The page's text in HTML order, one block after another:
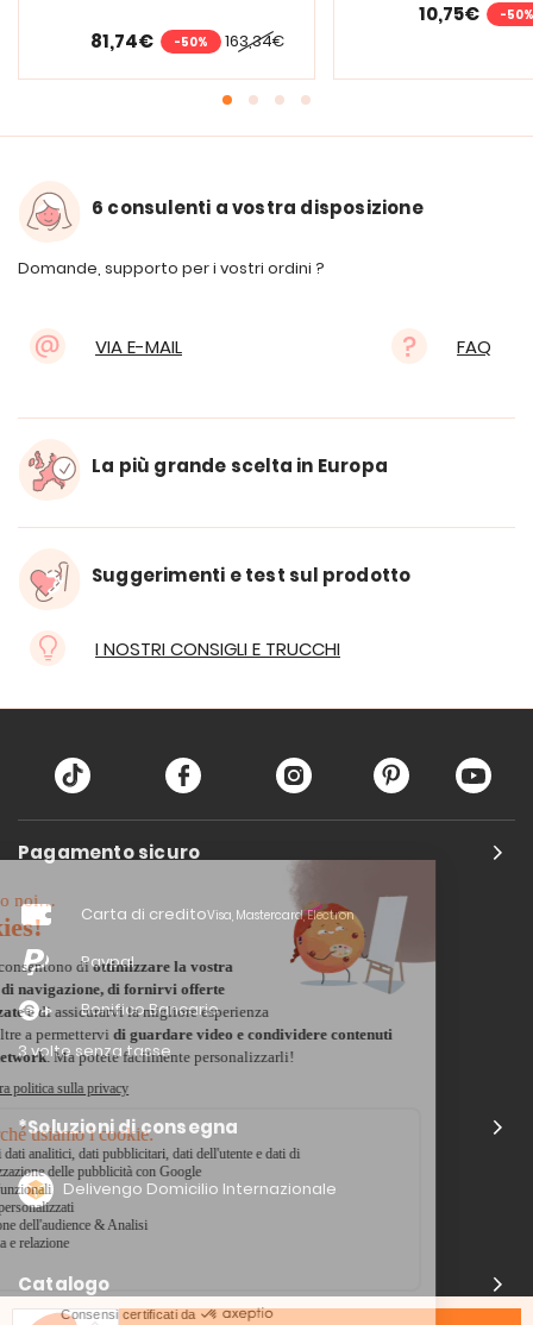
163,34€
81,74€ -50%
10,75€ -50%
6 consulenti a vostra disposizione
Domande, supporto per i vostri ordini ?
VIA E-MAIL FAQ
La più grande scelta in Europa
Suggerimenti e test sul prodotto
I NOSTRI CONSIGLI E TRUCCHI
Pagamento sicuro
Carta di creditoVisa, Mastercard, Electron
Paypal
Bonifico Bancario
3 volte senza tasse
*Soluzioni di consegna
Delivengo Domicilio Internazionale
Catalogo